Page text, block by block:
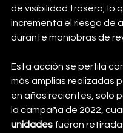
de visibilidad trasera, lo
incrementa el riesgo de
durante maniobras de
Esta acción se perfila
más amplias realizadas
en años recientes, solo
la campaña de 2022,
unidades fueron